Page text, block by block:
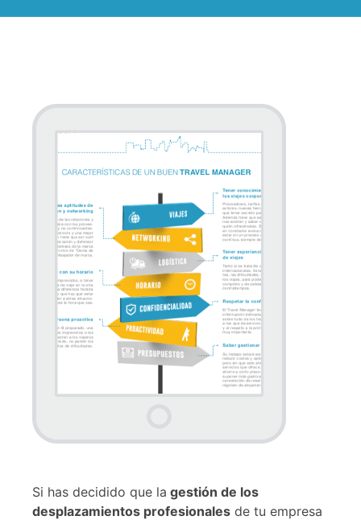
Si has decidido que la gestión de los
desplazamientos profesionales de tu empresa